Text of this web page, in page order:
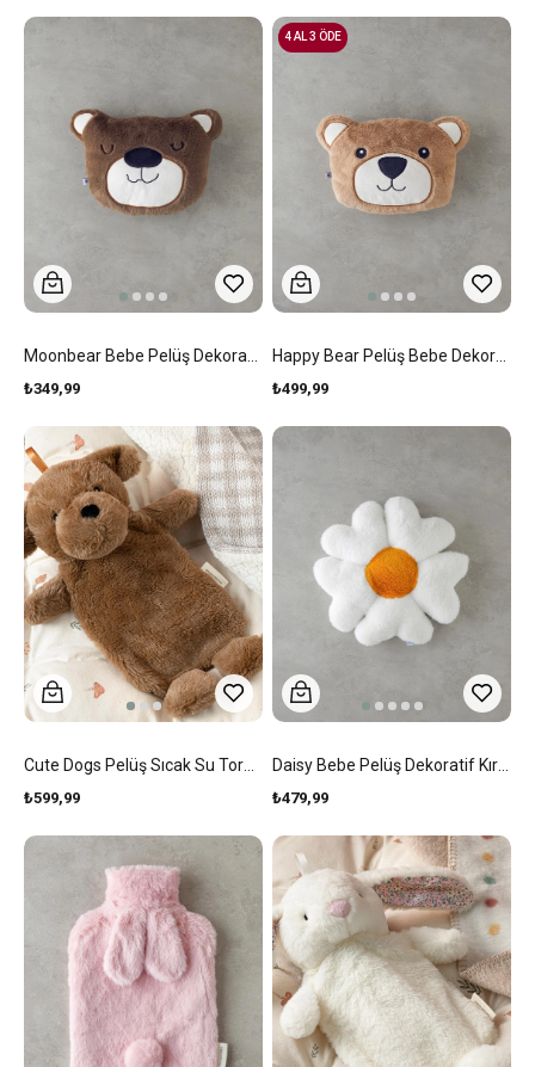
₺349,99 ₺499,99
4 AL 3 ÖDE
₺599,99 ₺479,99